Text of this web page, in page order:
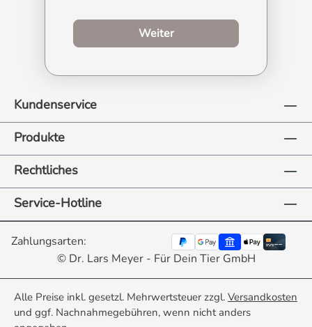
Weiterzum Produktberater
Kundenservice
Produkte
Rechtliches
Service-Hotline
Zahlungsarten:
© Dr. Lars Meyer - Für Dein Tier GmbH
Alle Preise inkl. gesetzl. Mehrwertsteuer zzgl. Versandkosten
und ggf. Nachnahmegebühren, wenn nicht anders